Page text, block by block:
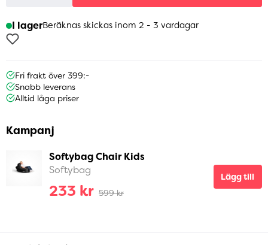
I lagerBeräknas skickas inom 2 - 3 vardagar
Fri frakt över 399:-
Snabb leverans
Alltid låga priser
Kampanj
Softybag Chair Kids
Softybag
233 kr 599 kr
Lägg till